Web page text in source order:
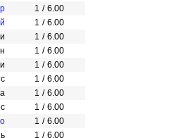
1 / 6.00
1 / 6.00
1 / 6.00
1 / 6.00
1 / 6.00
1 / 6.00
1 / 6.00
1 / 6.00
1 / 6.00
1 / 6.00